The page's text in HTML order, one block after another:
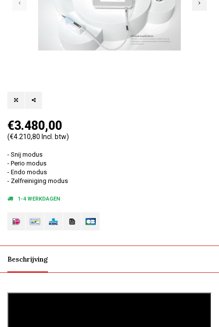
€3.480,00
(€4.210,80 Incl. btw)
- Snij modus
- Perio modus
- Endo modus
- Zelfreiniging modus
1-4 WERKDAGEN
Beschrijving